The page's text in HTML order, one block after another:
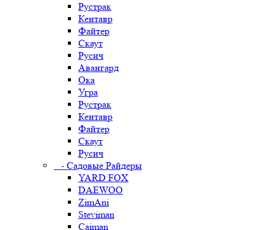
Рустрак
Кентавр
Файтер
Скаут
Русич
Авангард
Ока
Угра
Рустрак
Кентавр
Файтер
Скаут
Русич
- Садовые Райдеры
YARD FOX
DAEWOO
ZimAni
Steviman
Caiman